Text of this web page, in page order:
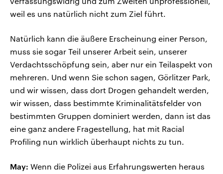
weil es uns natürlich nicht zum Ziel führt.
Natürlich kann die äußere Erscheinung einer Person,
muss sie sogar Teil unserer Arbeit sein, unserer
Verdachtsschöpfung sein, aber nur ein Teilaspekt von
mehreren. Und wenn Sie schon sagen, Görlitzer Park,
und wir wissen, dass dort Drogen gehandelt werden,
wir wissen, dass bestimmte Kriminalitätsfelder von
bestimmten Gruppen dominiert werden, dann ist das
eine ganz andere Fragestellung, hat mit Racial
Profiling nun wirklich überhaupt nichts zu tun.
May: Wenn die Polizei aus Erfahrungswerten heraus